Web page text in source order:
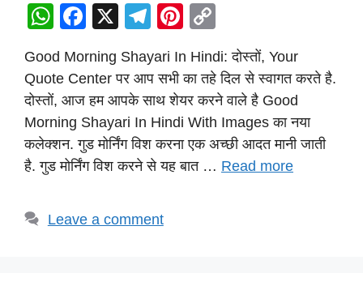
W
at
s
A
p
p
F
c
e
b
o
o
X
T
e
gr
a
m
Pi
er
e
st
p
y
Li
n
k
Good Morning Shayari In Hindi: दोस्तों, Your
Quote Center पर आप सभी का तहे दिल से स्वागत करते है.
दोस्तों, आज हम आपके साथ शेयर करने वाले है Good
Morning Shayari In Hindi With Images का नया
कलेक्शन. गुड मोर्निंग विश करना एक अच्छी आदत मानी जाती
है. गुड मोर्निंग विश करने से यह बात … Read more
Leave a comment